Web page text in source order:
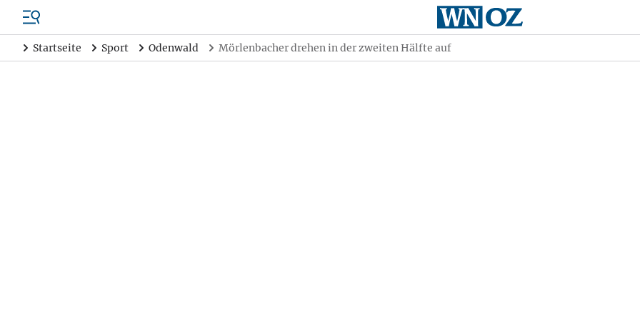
Startseite Sport Odenwald Mörlenbacher drehen in der zweiten Hälfte auf